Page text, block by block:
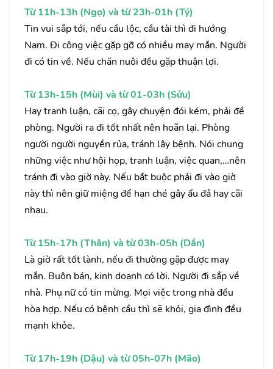
Từ 11h-13h (Ngọ) và từ 23h-01h (Tý)
Tin vui sắp tới, nếu cầu lộc, cầu tài thì đi hướng
Nam. Đi công việc gặp gỡ có nhiều may mắn. Người
đi có tin về. Nếu chăn nuôi đều gặp thuận lợi.
Từ 13h-15h (Mùi) và từ 01-03h (Sửu)
Hay tranh luận, cãi cọ, gây chuyện đói kém, phải đề
phòng. Người ra đi tốt nhất nên hoãn lại. Phòng
người người nguyền rủa, tránh lây bệnh. Nói chung
những việc như hội họp, tranh luận, việc quan,…nên
tránh đi vào giờ này. Nếu bắt buộc phải đi vào giờ
này thì nên giữ miệng để hạn ché gây ẩu đả hay cãi
nhau.
Từ 15h-17h (Thân) và từ 03h-05h (Dần)
Là giờ rất tốt lành, nếu đi thường gặp được may
mắn. Buôn bán, kinh doanh có lời. Người đi sắp về
nhà. Phụ nữ có tin mừng. Mọi việc trong nhà đều
hòa hợp. Nếu có bệnh cầu thì sẽ khỏi, gia đình đều
mạnh khỏe.
Từ 17h-19h (Dậu) và từ 05h-07h (Mão)